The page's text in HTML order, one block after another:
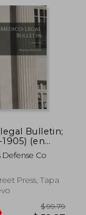
$
Bulletin;
(en
Defense Co
Press, Tapa